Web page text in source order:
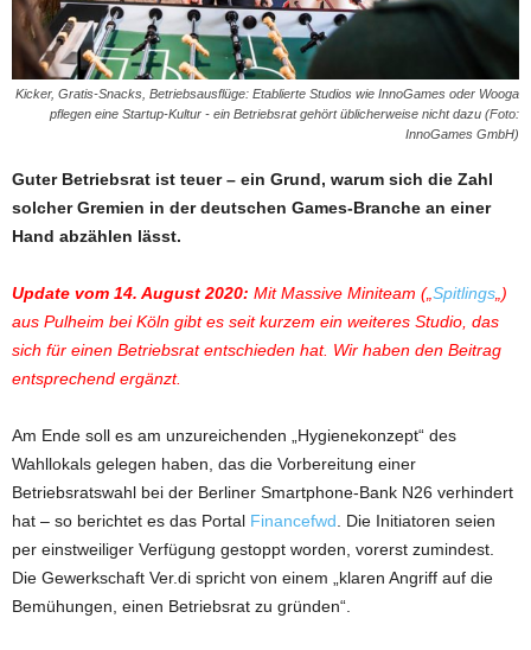
Kicker, Gratis-Snacks, Betriebsausflüge: Etablierte Studios wie InnoGames oder Wooga
pflegen eine Startup-Kultur - ein Betriebsrat gehört üblicherweise nicht dazu (Foto:
InnoGames GmbH)
Guter Betriebsrat ist teuer – ein Grund, warum sich die Zahl
solcher Gremien in der deutschen Games-Branche an einer
Hand abzählen lässt.
Update vom 14. August 2020: Mit Massive Miniteam („ Spitlings „)
aus Pulheim bei Köln gibt es seit kurzem ein weiteres Studio, das
sich für einen Betriebsrat entschieden hat. Wir haben den Beitrag
entsprechend ergänzt.
Am Ende soll es am unzureichenden „Hygienekonzept“ des
Wahllokals gelegen haben, das die Vorbereitung einer
Betriebsratswahl bei der Berliner Smartphone-Bank N26 verhindert
hat – so berichtet es das Portal Financefwd . Die Initiatoren seien
per einstweiliger Verfügung gestoppt worden, vorerst zumindest.
Die Gewerkschaft Ver.di spricht von einem „klaren Angriff auf die
Bemühungen, einen Betriebsrat zu gründen“.